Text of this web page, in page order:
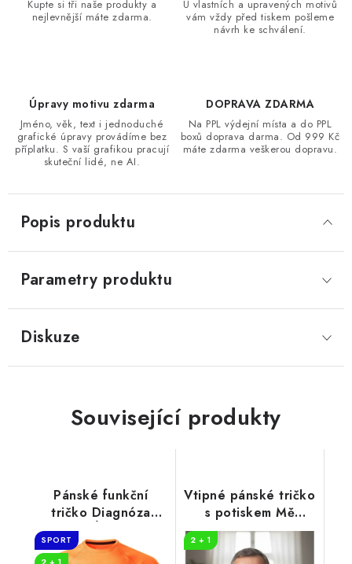
Kupte si tři naše produkty a
nejlevnější máte zdarma.
U vlastních a upravených motivů
vám vždy před tiskem pošleme
návrh ke schválení.
Úpravy motivu zdarma
Jméno, věk, text i jednoduché
grafické úpravy provádíme bez
příplatku. S vaší grafikou pracují
skuteční lidé, ne AI.
DOPRAVA ZDARMA
Na PPL výdejní místa a do PPL
boxů doprava darma. Od 999 Kč
máte zdarma veškerou dopravu.
Popis produktu
Parametry produktu
Diskuze
Související produkty
Pánské funkční
tričko Diagnóza
SPORT
Vtipné pánské tričko
s potiskem Mě
nenasereš
2 + 1